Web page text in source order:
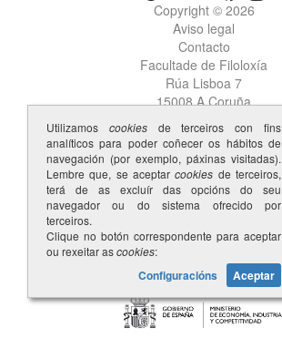
Copyright © 2026
Aviso legal
Contacto
Facultade de Filoloxía
Rúa Lisboa 7
15008 A Coruña
Utilizamos cookiesde terceiros con fins
analíticos para poder coñecer os hábitos de
navegación (por exemplo, páxinas visitadas).
Lembre que, se aceptarcookies de terceiros,
terá de as excluír das opcións do seu
navegador ou do sistema ofrecido por
terceiros.
Clique no botón correspondente para aceptar
ou rexeitar ascookies:
Configuracións Aceptar